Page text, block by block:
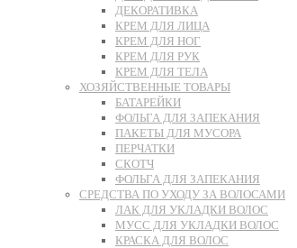
ДЕКОРАТИВКА
КРЕМ ДЛЯ ЛИЦА
КРЕМ ДЛЯ НОГ
КРЕМ ДЛЯ РУК
КРЕМ ДЛЯ ТЕЛА
ХОЗЯЙСТВЕННЫЕ ТОВАРЫ
БАТАРЕЙКИ
ФОЛЬГА ДЛЯ ЗАПЕКАНИЯ
ПАКЕТЫ ДЛЯ МУСОРА
ПЕРЧАТКИ
СКОТЧ
ФОЛЬГА ДЛЯ ЗАПЕКАНИЯ
СРЕДСТВА ПО УХОДУ ЗА ВОЛОСАМИ
ЛАК ДЛЯ УКЛАДКИ ВОЛОС
МУСС ДЛЯ УКЛАДКИ ВОЛОС
КРАСКА ДЛЯ ВОЛОС